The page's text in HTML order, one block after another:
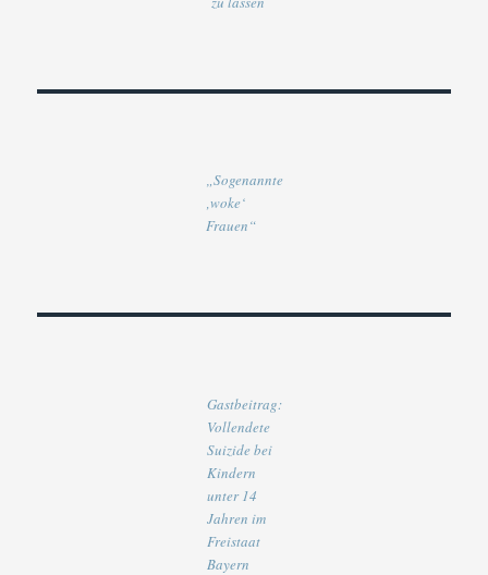
„Sogenannte
‚woke‘
Frauen“
Gastbeitrag:
Vollendete
Suizide bei
Kindern
unter 14
Jahren im
Freistaat
Bayern